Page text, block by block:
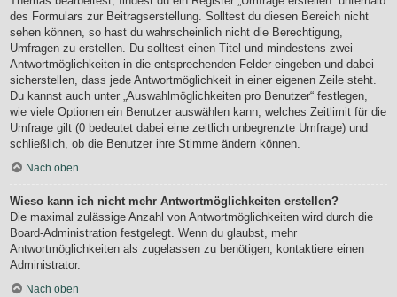
des Formulars zur Beitragserstellung. Solltest du diesen Bereich nicht
sehen können, so hast du wahrscheinlich nicht die Berechtigung,
Umfragen zu erstellen. Du solltest einen Titel und mindestens zwei
Antwortmöglichkeiten in die entsprechenden Felder eingeben und dabei
sicherstellen, dass jede Antwortmöglichkeit in einer eigenen Zeile steht.
Du kannst auch unter „Auswahlmöglichkeiten pro Benutzer“ festlegen,
wie viele Optionen ein Benutzer auswählen kann, welches Zeitlimit für die
Umfrage gilt (0 bedeutet dabei eine zeitlich unbegrenzte Umfrage) und
schließlich, ob die Benutzer ihre Stimme ändern können.
Nach oben
Wieso kann ich nicht mehr Antwortmöglichkeiten erstellen?
Die maximal zulässige Anzahl von Antwortmöglichkeiten wird durch die
Board-Administration festgelegt. Wenn du glaubst, mehr
Antwortmöglichkeiten als zugelassen zu benötigen, kontaktiere einen
Administrator.
Nach oben